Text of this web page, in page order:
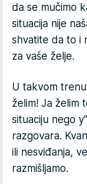
da se mučimo
situacija nije
shvatite da to i
za vaše želje.
U takvom
želim! Ja želim
situaciju nego
razgovara.
ili nesviđanja,
razmišljamo.